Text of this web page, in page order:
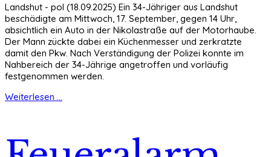
Landshut - pol (18.09.2025) Ein 34-Jähriger aus Landshut
beschädigte am Mittwoch, 17. September, gegen 14 Uhr,
absichtlich ein Auto in der Nikolastraße auf der Motorhaube.
Der Mann zückte dabei ein Küchenmesser und zerkratzte
damit den Pkw. Nach Verständigung der Polizei konnte im
Nahbereich der 34-Jährige angetroffen und vorläufig
festgenommen werden.
Weiterlesen ...